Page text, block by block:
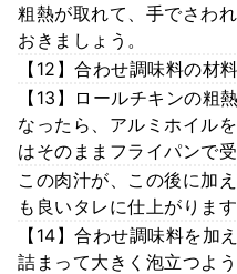
粗熱が取れて、手でさわ
おきましょう。
【12】合わせ調味料の材
【13】ロールチキンの粗
なったら、アルミホイル
はそのままフライパンで受
この肉汁が、この後に加
も良いタレに仕上がります
【14】合わせ調味料を加
詰まって大きく泡立つよ